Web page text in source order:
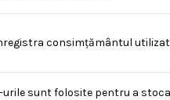
consimțământul
urile sunt folosite pentru a